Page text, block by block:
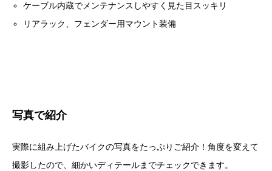
ケーブル内蔵でメンテナンスしやすく見た目スッキリ
リアラック、フェンダー用マウント装備
写真で紹介
実際に組み上げたバイクの写真をたっぷりご紹介！角度を変えて
撮影したので、細かいディテールまでチェックできます。